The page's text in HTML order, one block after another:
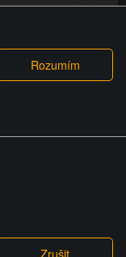
provozovatele
nebo video na
videa nebo
uplatnit vůči
škody nebo
To jen